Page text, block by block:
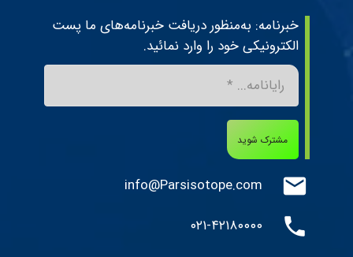
خبرنامه: به‌منظور دریافت خبرنامه‌های ما پست
الکترونیکی خود را وارد نمائید.
مشترک شوید
mail
info@Parsisotope.com
phone
۰۲۱-۴۲۱۸۰۰۰۰